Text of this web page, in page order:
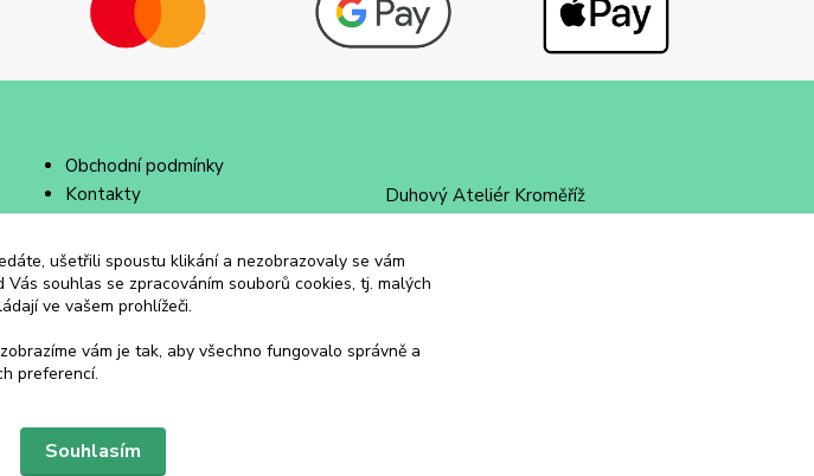
Obchodní podmínky
Kontakty
Duhový Ateliér Kroměříž
+420 734 258 002
ušetřili spoustu klikání a nezobrazovaly se vám
souhlas se zpracováním souborů cookies, tj. malých
ve vašem prohlížeči.
vám je tak, aby všechno fungovalo správně a
preferencí.
Souhlasím